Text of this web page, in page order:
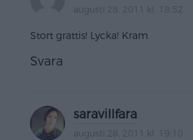
augusti 28, 2011 kl. 18:52
Stort grattis! Lycka! Kram
Svara
saravillfara
augusti 28, 2011 kl. 19:10